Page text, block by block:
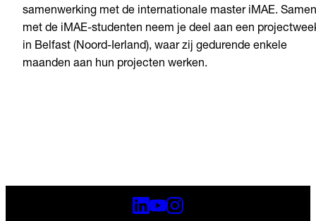
samenwerking met de internationale master iMAE. Samen
met de iMAE-studenten neem je deel aan een
in Belfast (Noord-Ierland), waar zij gedurende enkele
maanden aan hun projecten werken.